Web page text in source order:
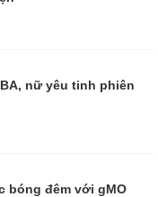
nữ yêu tinh phiên
bóng đêm với gMO